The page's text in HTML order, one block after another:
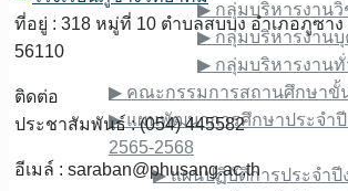
▶︎ กลุ่มบริหารงานวิ
▶︎ กลุ่มบริหารงาน
▶︎ กลุ่มบริหารงานทั่
▶︎ คณะกรรมการสถานศึกษาขั้
▶︎ แผนพัฒนาการศึกษาประจำ
2565-2568
▶︎ แผนปฏิบัติการประจำปี
ที่อยู่ : 318 หมู่ที่ 10 ตำบลสบบง อำเภอภูซาง
56110
ติดต่อ
ประชาสัมพันธ์ : (054) 445582
อีเมล์ : saraban@phusang.ac.th